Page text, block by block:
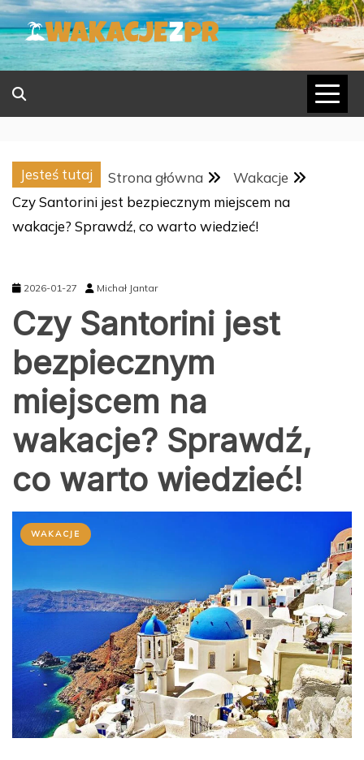
Skip
to
content
Jesteś tutaj Strona główna
Wakacje
Czy Santorini jest bezpiecznym miejscem na
wakacje? Sprawdź, co warto wiedzieć!
2026-01-27 Michał Jantar
Czy Santorini jest
bezpiecznym
miejscem na
wakacje? Sprawdź,
co warto wiedzieć!
WAKACJE